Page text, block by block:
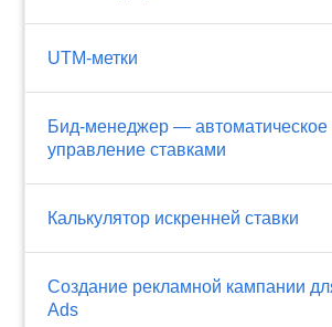
UTM-метки
Бид-менеджер — автоматическое
управление ставками
Калькулятор искренней ставки
Создание рекламной кампании
Ads